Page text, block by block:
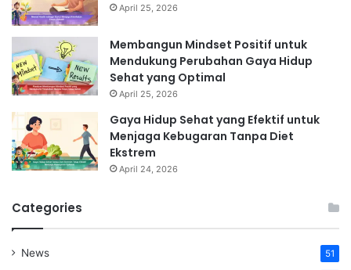
April 25, 2026
Membangun Mindset Positif untuk
Mendukung Perubahan Gaya Hidup
Sehat yang Optimal
April 25, 2026
Gaya Hidup Sehat yang Efektif untuk
Menjaga Kebugaran Tanpa Diet
Ekstrem
April 24, 2026
Categories
News 51